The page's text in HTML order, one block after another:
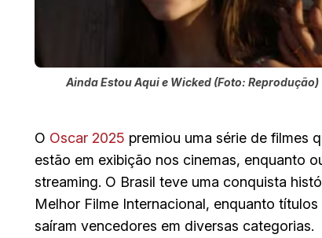
Ainda Estou Aqui e Wicked (Foto: Reprodução)
O Oscar 2025 premiou uma série de filmes
estão em exibição nos cinemas, enquanto
streaming. O Brasil teve uma conquista
Melhor Filme Internacional, enquanto títulos
saíram vencedores em diversas categorias.